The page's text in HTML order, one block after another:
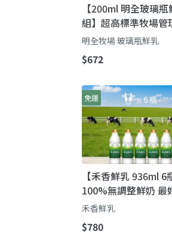
【200ml 明全玻璃
組】超高標準牧場管
第二代瞞著父親也要
明全牧場 玻璃瓶鮮乳
$672
免運
【禾香鮮乳 936ml 6
100%無調整鮮奶 最
來自最快樂的乳牛!
禾香鮮乳
$780